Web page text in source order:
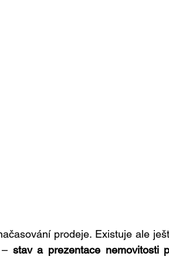
prodeje. Existuje ale
stav a prezentace nemovitosti